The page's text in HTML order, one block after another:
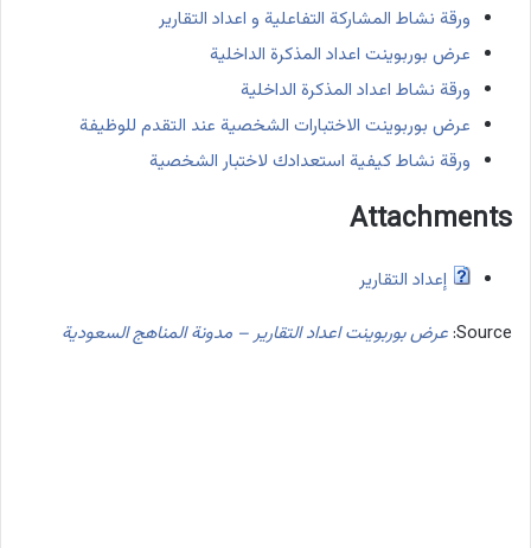
ورقة نشاط المشاركة التفاعلية و اعداد التقارير
عرض بوربوينت اعداد المذكرة الداخلية
ورقة نشاط اعداد المذكرة الداخلية
عرض بوربوينت الاختبارات الشخصية عند التقدم للوظيفة
ورقة نشاط كيفية استعدادك لاختبار الشخصية
Attachments
إعداد التقارير
Source: عرض بوربوينت اعداد التقارير – مدونة المناهج السعودية